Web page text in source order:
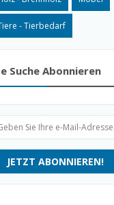
- Tierbedarf
Suche Abonnieren
JETZT ABONNIEREN!